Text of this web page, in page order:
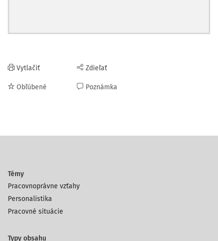
Vytlačiť
Obľúbené
Zdieľať
Poznámka
Témy
Pracovnoprávne vzťahy
Personalistika
Pracovné situácie
Typy obsahu